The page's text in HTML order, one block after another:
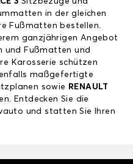
in der gleichen
Fußmatten bestellen.
ganzjährigen Angebot
und Fußmatten und
Karosserie schützen
maßgefertigte
sowie RENAULT
Entdecken Sie die
und statten Sie Ihren